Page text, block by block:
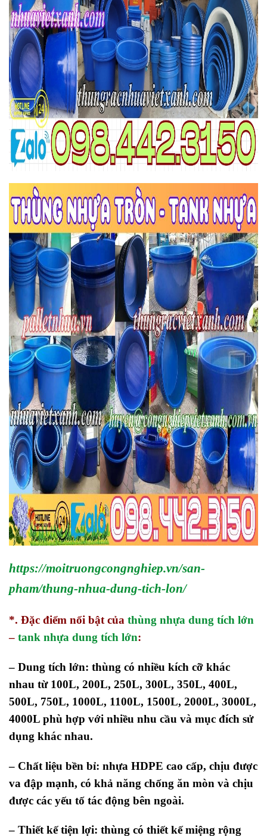
https://moitruongcongnghiep.vn/san-
pham/thung-nhua-dung-tich-lon/
*. Đặc điểm nổi bật của thùng nhựa dung tích lớn
– tank nhựa dung tích lớn:
– Dung tích lớn: thùng có nhiều kích cỡ khác
nhau từ 100L, 200L, 250L, 300L, 350L, 400L,
500L, 750L, 1000L, 1100L, 1500L, 2000L, 3000L,
4000L phù hợp với nhiều nhu cầu và mục đích sử
dụng khác nhau.
– Chất liệu bền bỉ: nhựa HDPE cao cấp, chịu được
va đập mạnh, có khả năng chống ăn mòn và chịu
được các yếu tố tác động bên ngoài.
– Thiết kế tiện lợi: thùng có thiết kế miệng rộng